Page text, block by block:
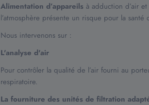
Alimentation d’appareils à adduction d’air et
l’atmosphère présente un risque pour la
Nous intervenons sur :
L'analyse d'air
Pour contrôler la qualité de l’air fourni au
respiratoire.
La fourniture des unités de filtration